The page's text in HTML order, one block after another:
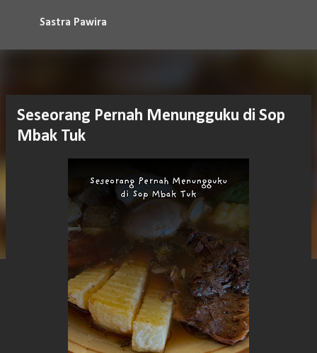
Langsung ke konten utama
Sastra Pawira
Seseorang Pernah Menungguku di Sop
Mbak Tuk